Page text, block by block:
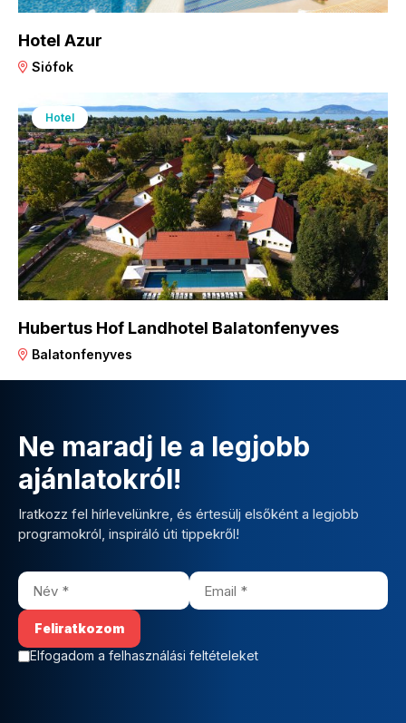
Hotel Azur
Siófok
Hotel
Hubertus Hof Landhotel Balatonfenyves
Balatonfenyves
Ne maradj le a legjobb
ajánlatokról!
Iratkozz fel hírlevelünkre, és értesülj elsőként a legjobb
programokról, inspiráló úti tippekről!
Elfogadom a felhasználási feltételeket